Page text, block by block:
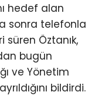
hedef alan
sonra telefonla
Öztanık,
bugün
ve Yönetim
bildirdi.